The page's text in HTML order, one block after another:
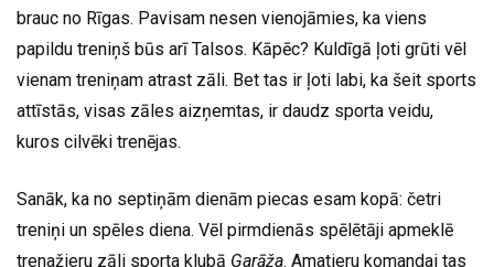
brauc no Rīgas. Pavisam nesen vienojāmies, ka viens
papildu treniņš būs arī Talsos. Kāpēc? Kuldīgā ļoti grūti vēl
vienam treniņam atrast zāli. Bet tas ir ļoti labi, ka šeit sports
attīstās, visas zāles aizņemtas, ir daudz sporta veidu,
kuros cilvēki trenējas.
Sanāk, ka no septiņām dienām piecas esam kopā: četri
treniņi un spēles diena. Vēl pirmdienās spēlētāji apmeklē
trenažieru zāli sporta klubā Garāža. Amatieru komandai tas